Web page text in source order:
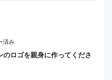
済み
のロゴを親身に作ってくださ